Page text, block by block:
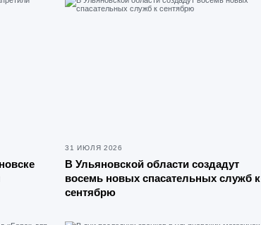
31 ИЮЛЯ 2026
В Ульяновской области создадут
восемь новых спасательных служб к
сентябрю